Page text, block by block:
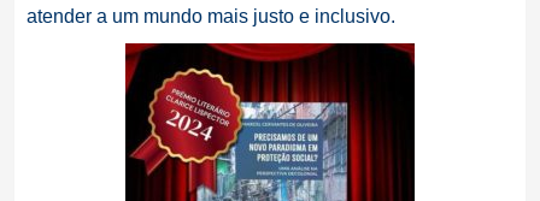
atender a um mundo mais justo e inclusivo.